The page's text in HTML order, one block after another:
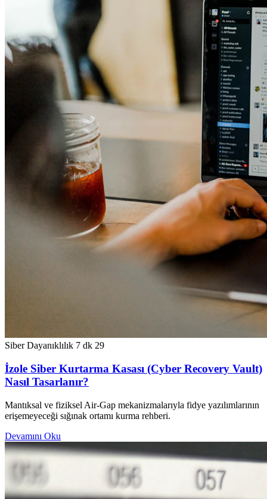
Siber Dayanıklılık 7 dk 29
İzole Siber Kurtarma Kasası (Cyber Recovery Vault)
Nasıl Tasarlanır?
Mantıksal ve fiziksel Air-Gap mekanizmalarıyla fidye yazılımlarının
erişemeyeceği sığınak ortamı kurma rehberi.
Devamını Oku